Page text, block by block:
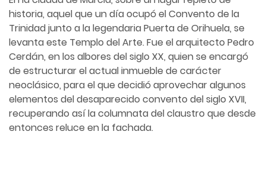
historia, aquel que un día ocupó el Convento de la
Trinidad junto a la legendaria Puerta de Orihuela, se
levanta este Templo del Arte. Fue el arquitecto Pedro
Cerdán, en los albores del siglo XX, quien se encargó
de estructurar el actual inmueble de carácter
neoclásico, para el que decidió aprovechar algunos
elementos del desaparecido convento del siglo XVII,
recuperando así la columnata del claustro que desde
entonces reluce en la fachada.